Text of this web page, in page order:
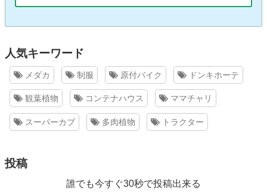
人気キーワード
メダカ 制服 原付バイク ドンキホーテ
観葉植物 コンテナハウス ママチャリ
スーパーカブ 多肉植物 トラクター
投稿
誰でも今すぐ30秒で投稿出来る